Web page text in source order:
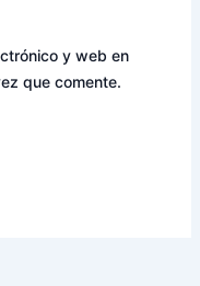
y web en
que comente.